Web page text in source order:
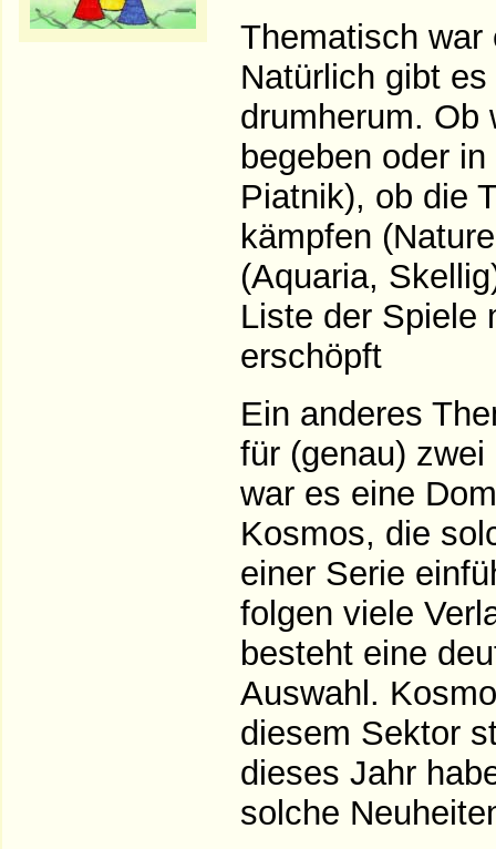
Thematisch war
Natürlich gibt
drumherum. Ob
begeben oder
Piatnik), ob die
kämpfen
(Aquaria,
Liste der Spiele
erschöpft
Ein anderes
für (genau)
war es eine
Kosmos, die
einer Serie
folgen viele
besteht eine
Auswahl.
diesem Sektor
dieses Jahr
solche